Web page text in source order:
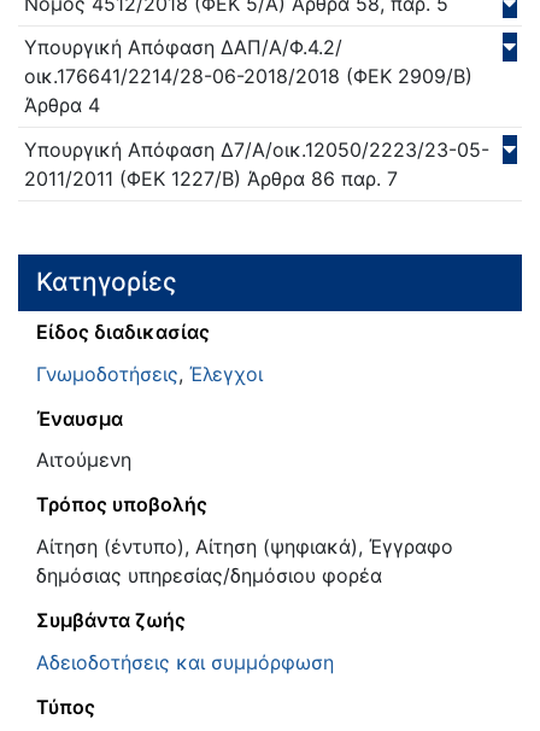
Υπουργική Απόφαση ΔΑΠ/A/Φ.4.2/
οικ.176641/2214/28-06-2018/2018 (ΦΕΚ 2909/Β)
Άρθρα 4
Υπουργική Απόφαση Δ7/Α/οικ.12050/2223/23-05-
2011/2011 (ΦΕΚ 1227/Β) Άρθρα 86 παρ. 7
Κατηγορίες
Είδος διαδικασίας
Γνωμοδοτήσεις, Έλεγχοι
Έναυσμα
Αιτούμενη
Τρόπος υποβολής
Αίτηση (έντυπο), Αίτηση (ψηφιακά), Έγγραφο
δημόσιας υπηρεσίας/δημόσιου φορέα
Συμβάντα ζωής
Αδειοδοτήσεις και συμμόρφωση
Τύπος